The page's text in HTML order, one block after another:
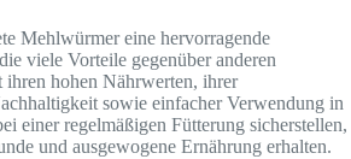
Mehlwürmer eine hervorragende
viele Vorteile gegenüber anderen
hohen Nährwerten, ihrer
sowie einfacher Verwendung in
einer regelmäßigen Fütterung sicherstellen,
und ausgewogene Ernährung erhalten.